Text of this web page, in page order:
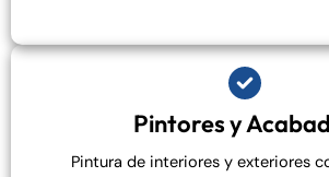
Pintores y
Pintura de interiores y exteriores